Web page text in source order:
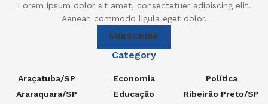
Lorem ipsum dolor sit amet, consectetuer adipiscing elit.
Aenean commodo ligula eget dolor.
SUBSCRIBE
Category
Araçatuba/SP
Araraquara/SP
Economia
Educação
Política
Ribeirão Preto/SP